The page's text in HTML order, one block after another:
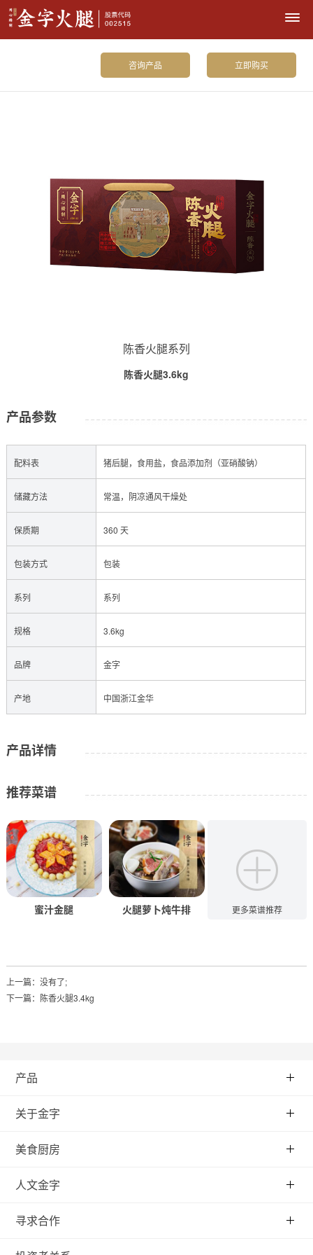
立即购买
咨询产品
陈香火腿系列
陈香火腿3.6kg
产品参数
配料表 猪后腿，食用盐，食品添加剂（亚硝酸钠）
储藏方法 常温，阴凉通风干燥处
保质期 360 天
包装方式 包装
系列 系列
规格 3.6kg
品牌 金字
产地 中国浙江金华
产品详情
推荐菜谱
蜜汁金腿 火腿萝卜炖牛排 火腿芋头炖排骨
更多菜谱推荐
上一篇：没有了;
下一篇： 陈香火腿3.4kg
产品
关于金字
美食厨房
人文金字
寻求合作